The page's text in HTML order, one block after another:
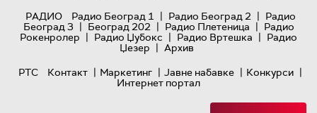
РАДИО
Радио Београд 1 | Радио Београд 2 | Радио
Београд 3 | Београд 202 | Радио Плетеница | Радио
Рокенролер | Радио Џубокс | Радио Вртешка | Радио
Џезер | Архив
РТС
Контакт | Маркетинг | Јавне набавке | Конкурси |
Интернет портал